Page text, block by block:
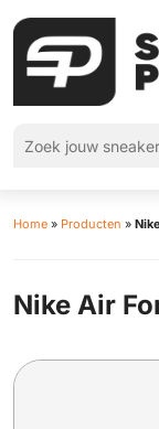
Home » Producten »
Nike Air